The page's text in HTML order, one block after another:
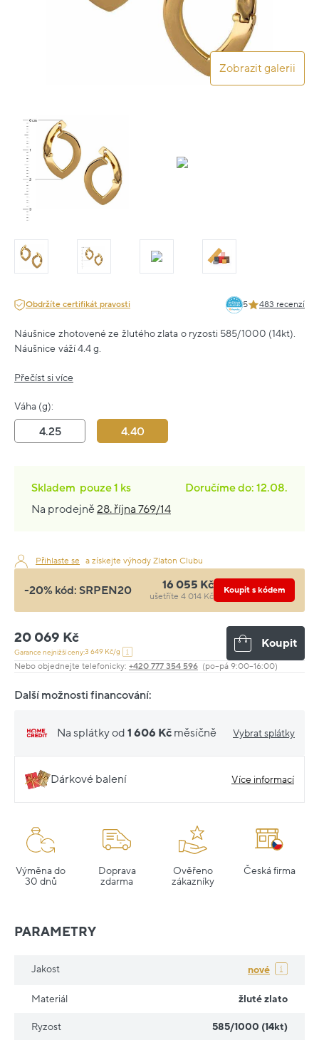
Zobrazit galerii
Obdržíte certifikát pravosti 5 483 recenzí
Náušnice zhotovené ze žlutého zlata o ryzosti 585/1000 (14kt).
Náušnice váží 4.4 g.
Přečíst si více
Váha (g):
4.25 4.40
Skladem pouze1 ks
Doručíme do: 12.08.
Na prodejně28. října 769/14
Přihlaste se a získejte výhody Zlaton Clubu
-20% kód: SRPEN20 16 055 Kč
ušetříte 4 014 Kč
Koupit s kódem
20 069 Kč
Garance nejnižší ceny:3 649 Kč/g
Koupit
Nebo objednejte telefonicky: +420 777 354 596 (po–pá 9:00–16:00)
Další možnosti financování:
Na splátky od 1 606 Kč měsíčně Vybrat splátky
Dárkové balení Více informací
Výměna do
30 dnů
Doprava
zdarma
Ověřeno
zákazníky
Česká firma
PARAMETRY
Jakost nové
Materiál žluté zlato
Ryzost 585/1000 (14kt)